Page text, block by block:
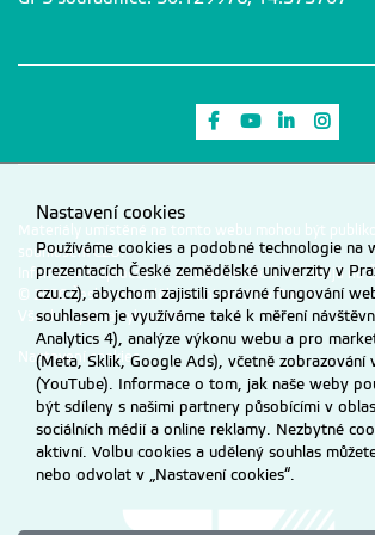
Beran Václav
Mgr.
Boušková Zuzana
Ing. arch.
**NOOGHABI Saeedeh Nazari a
climatic suitability models. Online.
of Forest Research.
10.1007/s10342-023-01543-2
HOFBAUER Michael; KINCL David;
**KABELKA David a **VRABLIK
Erosion of Soil Organic Carbon and
Particles-An Analysis of 82
Online. Agronomy. Basel:MDPI AG,
16. 2073-4395
10.3390/agronomy13010217
Odkaz naOdkaz na
Odkaz
Materiály umístěné na tomto webu mohou být
souhlasem ČZU.
Informace o zpracování a ochraně osobních údajů na
© 2026 Česká zemědělská univerzita v Praze
Všechna práva vyhrazena
Nastavení cookies
Nastavení cookies
Používáme cookies a podobné technologie na
prezentacích České zemědělské univerzity v
czu.cz), abychom zajistili správné fungování
souhlasem je využíváme také k měření
Analytics 4), analýze výkonu webu a pro
(Meta, Sklik, Google Ads), včetně zobrazování
(YouTube). Informace o tom, jak naše weby
být sdíleny s našimi partnery působícími v
sociálních médií a online reklamy. Nezbytné
aktivní. Volbu cookies a udělený souhlas
nebo odvolat v „Nastavení cookies“.